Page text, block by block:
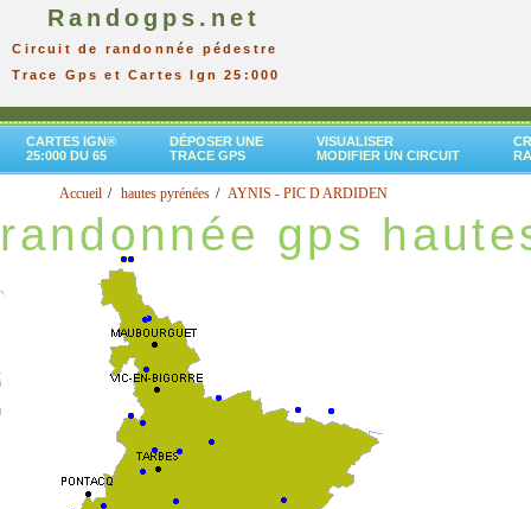
Randogps.net
Circuit de randonnée pédestre
Trace Gps et Cartes Ign 25:000
CARTES IGN®
25:000 DU 65
DÉPOSER UNE
TRACE GPS
VISUALISER
MODIFIER UN CIRCUIT
Accueil hautes pyrénées AYNIS - PIC D ARDIDEN
randonnée gps